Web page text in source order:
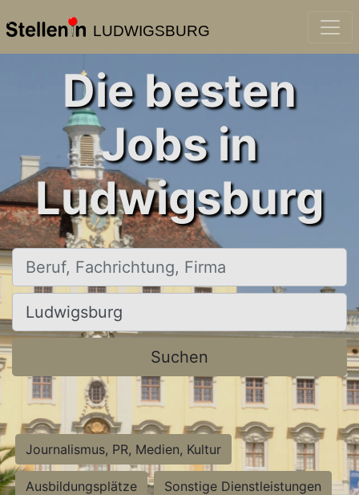
LUDWIGSBURG
Die besten
Jobs in
Ludwigsburg
Beruf, Fachrichtung, Firma
Ort, Stadt
Suchen
Journalismus, PR, Medien, Kultur
Ausbildungsplätze Sonstige Dienstleistungen